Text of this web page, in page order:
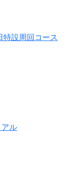
設周回コース
ル